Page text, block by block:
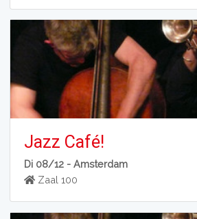
Jazz Café!
Di 08/12 -Amsterdam
Zaal 100